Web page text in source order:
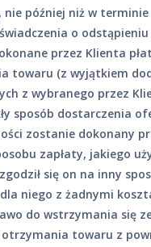
nie później niż w
o
przez Klienta
towaru (z wyjątkiem
z wybranego przez
sposób dostarczenia
zostanie dokonany
zapłaty, jakiego
się on na inny
niego z żadnymi
do wstrzymania się
otrzymania towaru z